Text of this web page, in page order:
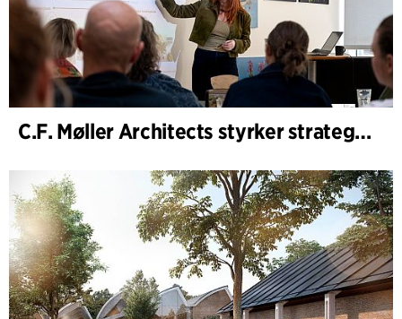
C.F. Møller Architects styrker strategisk rådgivning i de tidlige faser